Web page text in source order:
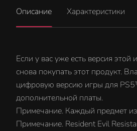
Описание Характеристики
Если у вас уже есть версия
снова покупать этот продукт.
цифровую версию игры для
дополнительной платы.
Примечание. Каждый предмет
Примечание. Resident Evil